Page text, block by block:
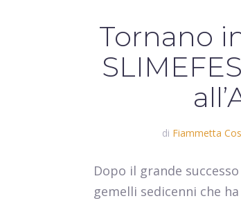
Tornano
di Fiammetta
Dopo il grande
gemelli sedicenni che